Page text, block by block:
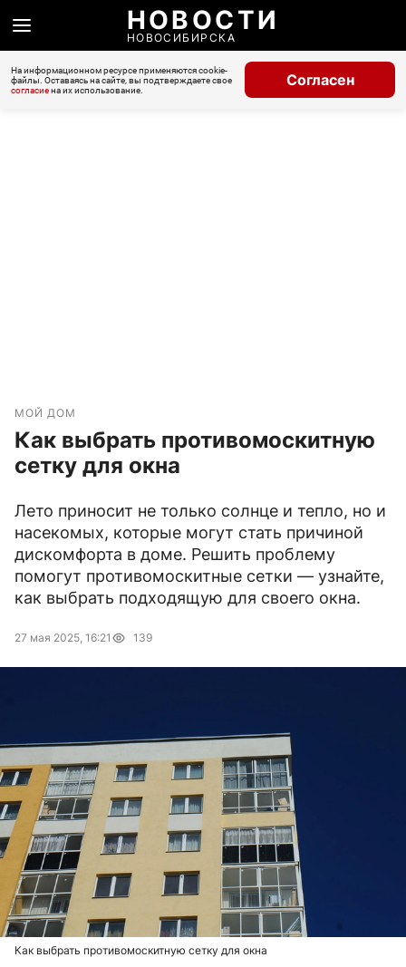
НОВОСТИ
НОВОСИБИРСКА
На информационном ресурсе применяются cookie-
файлы. Оставаясь на сайте, вы подтверждаете свое
согласиена их использование.
Согласен
МОЙ ДОМ
Как выбрать противомоскитную
сетку для окна
Лето приносит не только солнце и тепло, но и
насекомых, которые могут стать причиной
дискомфорта в доме. Решить проблему
помогут противомоскитные сетки — узнайте,
как выбрать подходящую для своего окна.
27 мая 2025, 16:21 139
Как выбрать противомоскитную сетку для окна